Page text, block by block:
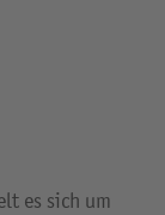
es sich um